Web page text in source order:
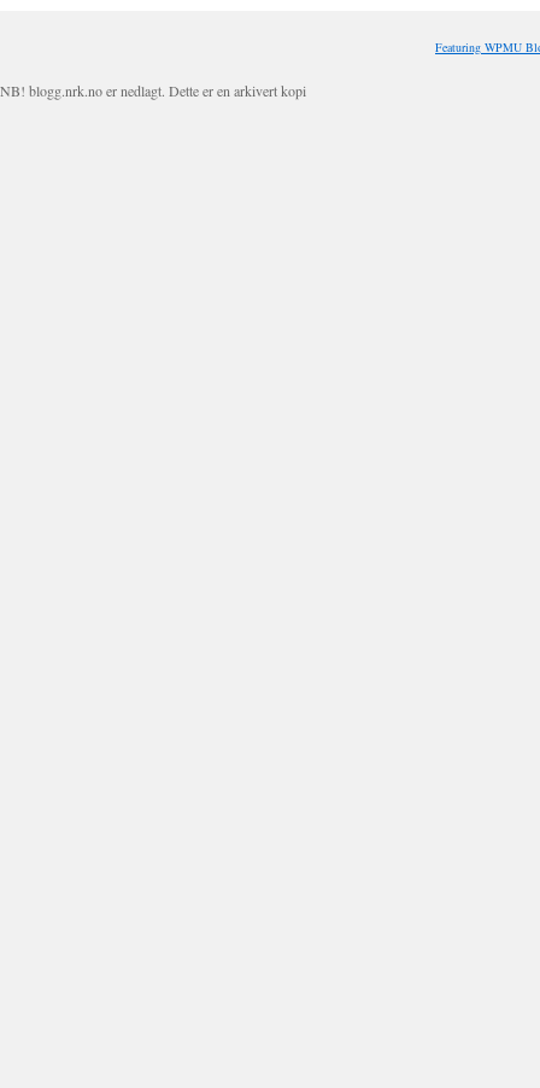
Featuring WPMU
NB! blogg.nrk.no er nedlagt. Dette er en arkivert kopi